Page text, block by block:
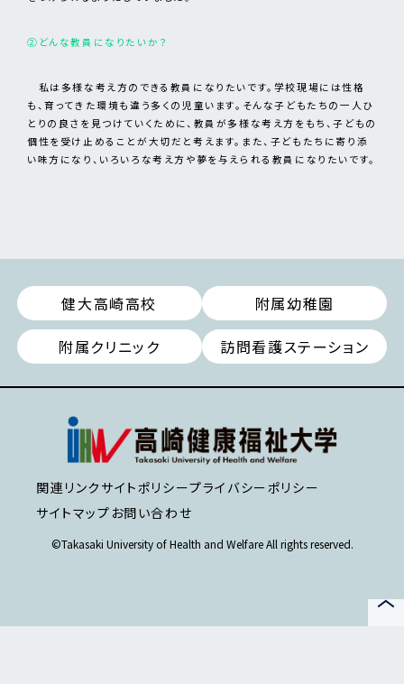
②どんな教員になりたいか？
私は多様な考え方のできる教員になりたいです。学校現場には性格
も、育ってきた環境も違う多くの児童います。そんな子どもたちの一人ひ
とりの良さを見つけていくために、教員が多様な考え方をもち、子どもの
個性を受け止めることが大切だと考えます。また、子どもたちに寄り添
い味方になり、いろいろな考え方や夢を与えられる教員になりたいです。
健大高崎高校
附属幼稚園
附属クリニック
訪問看護ステーション
関連リンク サイトポリシープライバシーポリシー
サイトマップ お問い合わせ
©Takasaki University of Health and Welfare All rights reserved.